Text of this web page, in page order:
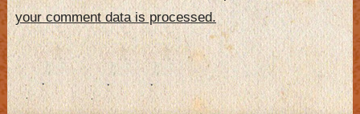
your comment data is processed.